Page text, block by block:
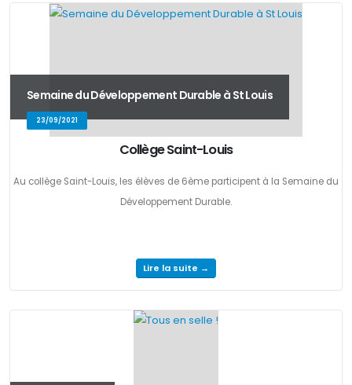
Semaine du Développement Durable à St Louis
23/09/2021
Collège Saint-Louis
Au collège Saint-Louis, les élèves de 6ème participent à la Semaine du
Développement Durable.
Lire la suite →